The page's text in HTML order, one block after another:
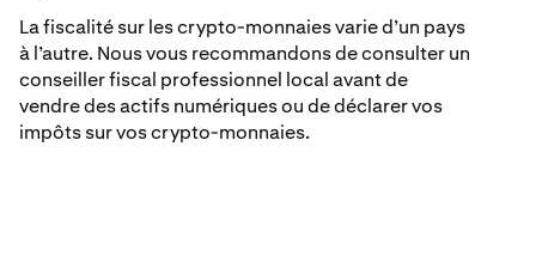
La fiscalité sur les crypto-monnaies varie d’un pays
à l’autre. Nous vous recommandons de consulter un
conseiller fiscal professionnel local avant de
vendre des actifs numériques ou de déclarer vos
impôts sur vos crypto-monnaies.